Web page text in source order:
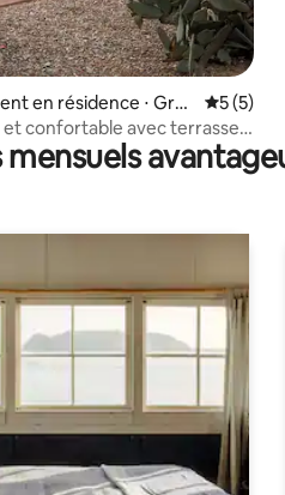
en résidence ⋅ Gre
5 (5)
et confortable avec terrasse
la montagne 55+